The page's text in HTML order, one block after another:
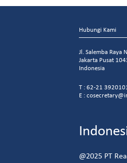
Hubungi Kami
Jl. Salemba Raya
Jakarta Pusat
Indonesia
T : 62-21
E :
@2025 PT